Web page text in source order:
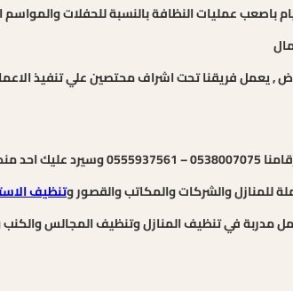
باصعب عمليات النظافة بالنسبة للحفلات والمواسم
, يعمل فريقنا تحت اشراف محتصين علي تنفيذ
24 ساعة
للمنازل والشركات والمكاتب والقصور وتنظيف
مدربة في تنظيف المنازل وتنظيف المجالس والكنب